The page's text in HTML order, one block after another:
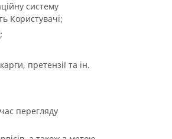
систему
Користувачі;
претензії та ін.
перегляду